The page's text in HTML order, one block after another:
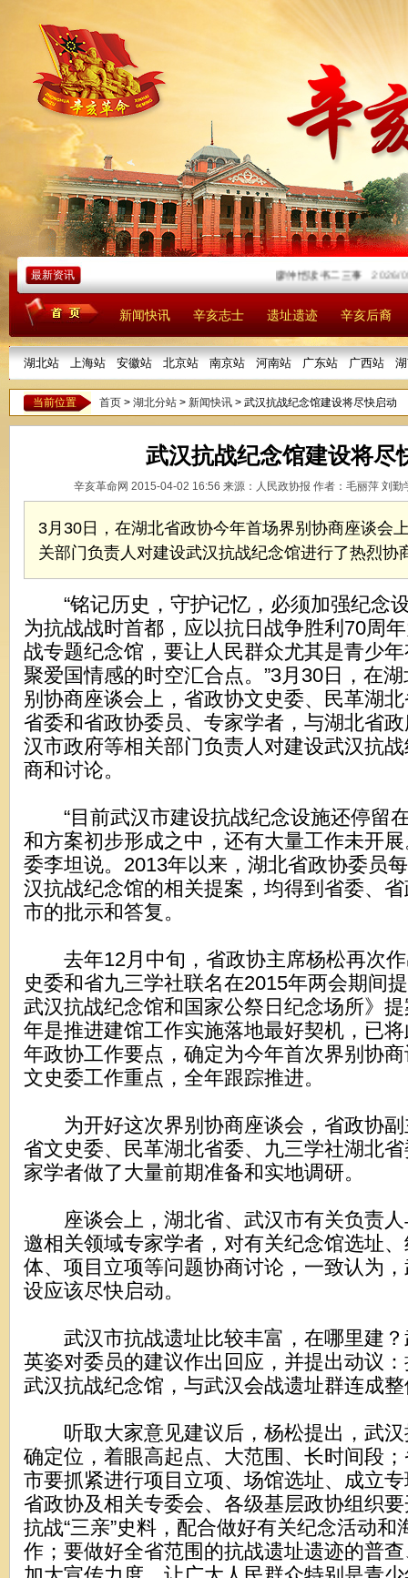
最新资讯 廖仲恺读书二三事 2026/05/
新闻快讯 辛亥志士 遗址遗迹 辛亥后裔
湖北站 上海站 安徽站 北京站 南京站 河南站 广东站 广西站
当前位置 首页 > 湖北分站 > 新闻快讯 > 武汉抗战纪念馆建设将尽快启动
武汉抗战纪念馆建设将尽
辛亥革命网 2015-04-02 16:56 来源：人民政协报 作者：毛丽萍 刘勤
3月30日，在湖北省政协今年首场界别协商座谈会
关部门负责人对建设武汉抗战纪念馆进行了热烈协
“铭记历史，守护记忆，必须加强纪念
为抗战战时首都，应以抗日战争胜利70周
战专题纪念馆，要让人民群众尤其是青少
聚爱国情感的时空汇合点。”3月30日，在
别协商座谈会上，省政协文史委、民革湖
省委和省政协委员、专家学者，与湖北省
汉市政府等相关部门负责人对建设武汉抗
商和讨论。
“目前武汉市建设抗战纪念设施还停留
和方案初步形成之中，还有大量工作未开
委李坦说。2013年以来，湖北省政协委员
汉抗战纪念馆的相关提案，均得到省委、
市的批示和答复。
去年12月中旬，省政协主席杨松再次作
史委和省九三学社联名在2015年两会期间
武汉抗战纪念馆和国家公祭日纪念场所》
年是推进建馆工作实施落地最好契机，已
年政协工作要点，确定为今年首次界别协
文史委工作重点，全年跟踪推进。
为开好这次界别协商座谈会，省政协副
省文史委、民革湖北省委、九三学社湖北
家学者做了大量前期准备和实地调研。
座谈会上，湖北省、武汉市有关负责人
邀相关领域专家学者，对有关纪念馆选址
体、项目立项等问题协商讨论，一致认为
设应该尽快启动。
武汉市抗战遗址比较丰富，在哪里建？
英姿对委员的建议作出回应，并提出动议
武汉抗战纪念馆，与武汉会战遗址群连成
听取大家意见建议后，杨松提出，武汉
确定位，着眼高起点、大范围、长时间段
市要抓紧进行项目立项、场馆选址、成立
省政协及相关专委会、各级基层政协组织
抗战“三亲”史料，配合做好有关纪念活动和
作；要做好全省范围的抗战遗址遗迹的普